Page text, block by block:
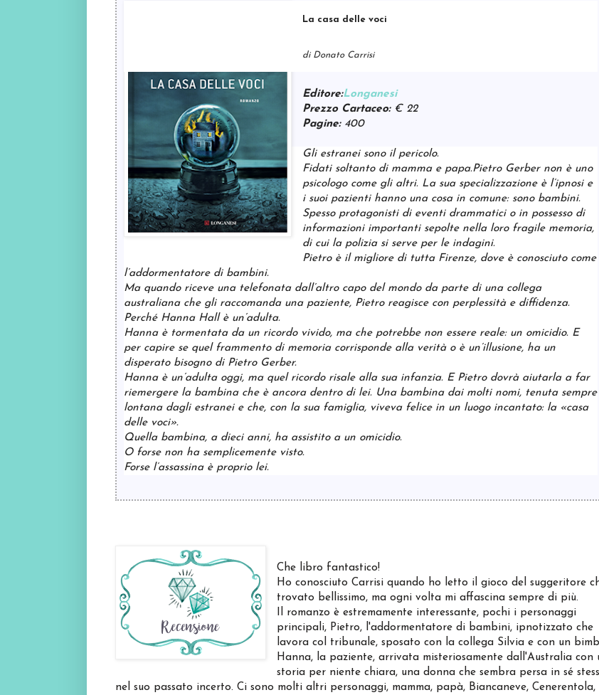
La casa delle voci
di Donato Carrisi
Editore:Longanesi
Prezzo Cartaceo:€ 22
Pagine: 400
Gli estranei sono il pericolo.
Fidati soltanto di mamma e papa.Pietro Gerber non è uno
psicologo come gli altri. La sua specializzazione è l’ipnosi e
i suoi pazienti hanno una cosa in comune: sono bambini.
Spesso protagonisti di eventi drammatici o in possesso di
informazioni importanti sepolte nella loro fragile memoria,
di cui la polizia si serve per le indagini.
Pietro è il migliore di tutta Firenze, dove è conosciuto come
l’addormentatore di bambini.
Ma quando riceve una telefonata dall’altro capo del mondo da parte di una collega
australiana che gli raccomanda una paziente, Pietro reagisce con perplessità e diffidenza.
Perché Hanna Hall è un’adulta.
Hanna è tormentata da un ricordo vivido, ma che potrebbe non essere reale: un omicidio. E
per capire se quel frammento di memoria corrisponde alla verità o è un’illusione, ha un
disperato bisogno di Pietro Gerber.
Hanna è un’adulta oggi, ma quel ricordo risale alla sua infanzia. E Pietro dovrà aiutarla a far
riemergere la bambina che è ancora dentro di lei. Una bambina dai molti nomi, tenuta sempre
lontana dagli estranei e che, con la sua famiglia, viveva felice in un luogo incantato: la «casa
delle voci».
Quella bambina, a dieci anni, ha assistito a un omicidio.
O forse non ha semplicemente visto.
Forse l’assassina è proprio lei.
Che libro fantastico!
Ho conosciuto Carrisi quando ho letto il gioco del suggeritore
trovato bellissimo, ma ogni volta mi affascina sempre di più.
Il romanzo è estremamente interessante, pochi i personaggi
principali, Pietro, l'addormentatore di bambini, ipnotizzato che
lavora col tribunale, sposato con la collega Silvia e con un
Hanna, la paziente, arrivata misteriosamente dall'Australia con
storia per niente chiara, una donna che sembra persa in sé
nel suo passato incerto. Ci sono molti altri personaggi, mamma, papà, Biancaneve, Cenerentola,